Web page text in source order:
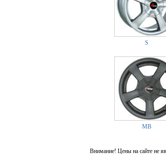
S
MB
Внимание! Цены на сайте не